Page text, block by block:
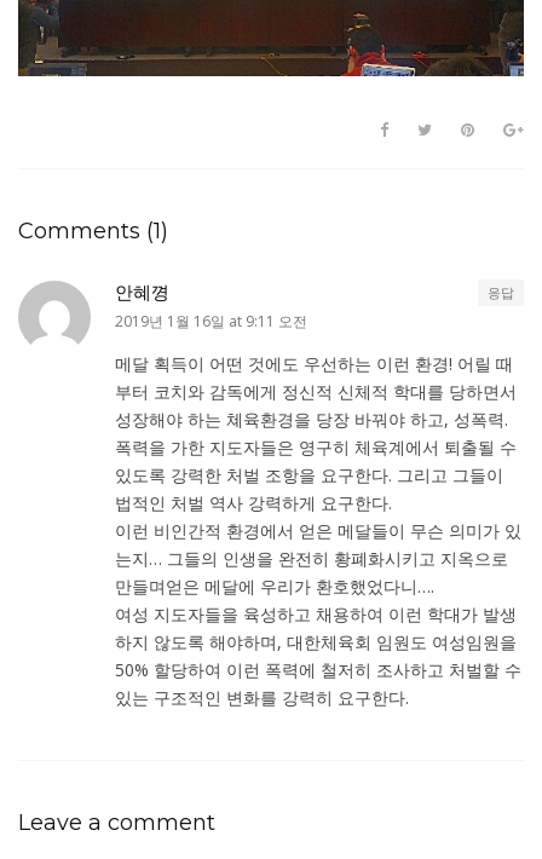
Comments (1)
안혜꼉
2019년 1월 16일 at 9:11 오전
메달 획득이 어떤 것에도 우선하는 이런 환경! 어릴 때
부터 코치와 감독에게 정신적 신체적 학대를 당하면서
성장해야 하는 쳬육환경을 당장 바꿔야 하고, 성폭력.
폭력을 가한 지도자들은 영구히 체육계에서 퇴출될 수
있도록 강력한 처벌 조항을 요구한다. 그리고 그들이
법적인 처벌 역사 강력하게 요구한다.
이런 비인간적 환경에서 얻은 메달들이 무슨 의미가 있
는지… 그들의 인생을 완전히 황폐화시키고 지옥으로
만들며얻은 메달에 우리가 환호했었다니….
여성 지도자들을 육성하고 채용하여 이런 학대가 발생
하지 않도록 해야하며, 대한체육회 임원도 여성임원을
50% 할당하여 이런 폭력에 철저히 조사하고 처벌할 수
있는 구조적인 변화를 강력히 요구한다.
응답
Leave a comment